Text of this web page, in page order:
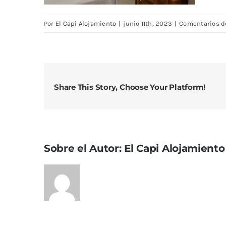
Por El Capi Alojamiento | junio 11th, 2023 | Comentarios
Share This Story, Choose Your Platform!
Sobre el Autor: El Capi Alojamiento